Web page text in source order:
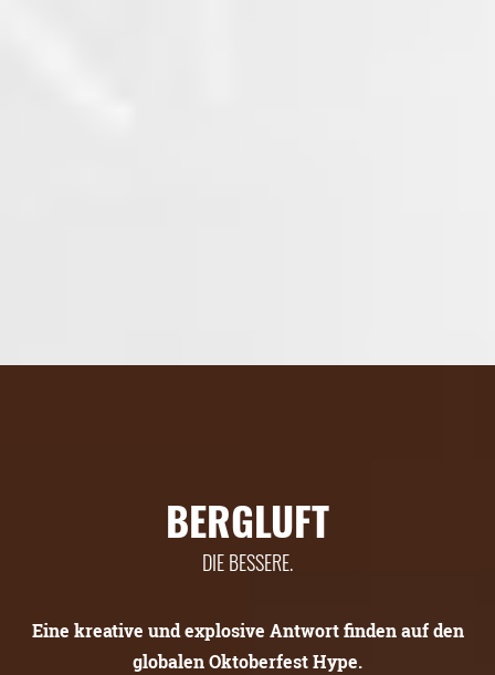
BERGLUFT
DIE BESSERE.
Eine kreative und explosive Antwort finden auf den
globalen Oktoberfest Hype.